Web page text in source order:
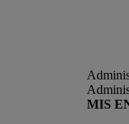
MIS